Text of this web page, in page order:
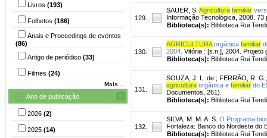
Livros (193)
Folhetos (186)
Anais e Proceedings de eventos
(86)
Artigo de periódico (33)
Filmes (24)
Mais...
Ano de publicação
2026 (2)
2025 (14)
129.
SAUER, S. Agricultura familiar
Informação Tecnológica, 2008.
Biblioteca(s): Biblioteca Rui
130.
AGRICULTURAorgânica familiar
2004. Vitória : [s.n.], 2004. Projeto
Biblioteca(s): Biblioteca Rui
131.
SOUZA, J. L. de. ; FERRÃO, R. G.
agricultura orgânica e familiar do
Documentos, 261).
Biblioteca(s): Biblioteca Rui
132.
SILVA, M. M. A. S. O Programa
Fortaleza: Banco do Nordeste do
Biblioteca(s): Biblioteca Rui